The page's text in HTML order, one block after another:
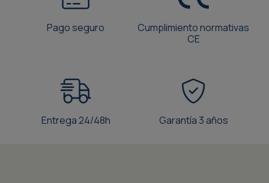
Pago seguro
Cumplimiento normativas
CE
Entrega 24/48h Garantía 3 años